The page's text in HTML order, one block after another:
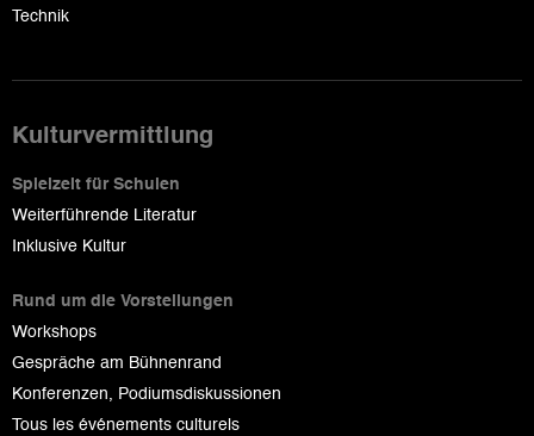
Technik
Kulturvermittlung
Spielzeit für Schulen
Weiterführende Literatur
Inklusive Kultur
Rund um die Vorstellungen
Workshops
Gespräche am Bühnenrand
Konferenzen, Podiumsdiskussionen
Tous les événements culturels